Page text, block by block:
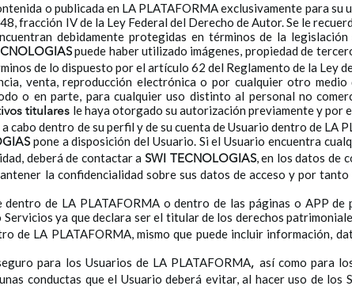
o publicada en LA PLATAFORMA exclusivamente para su
fracción IV de la Ley Federal del Derecho de Autor. Se le
debidamente protegidas en términos de la
puede haber utilizado imágenes, propiedad de
de lo dispuesto por el artículo 62 del Reglamento de la Ley
venta, reproducción electrónica o por cualquier otro
o en parte, para cualquier uso distinto al personal no
titulares le haya otorgado su autorización previamente y por
cabo dentro de su perfil y de su cuenta de Usuario dentro de LA
pone a disposición del Usuario. Si el Usuario encuentra
deberá de contactar aSWI TECNOLOGIAS, en los datos de
la confidencialidad sobre sus datos de acceso y por
de LA PLATAFORMA o dentro de las páginas o APP
ya que declara ser el titular de los derechos
LA PLATAFORMA, mismo que puede incluir información,
para los Usuarios de LA PLATAFORMA, así como para
conductas que el Usuario deberá evitar, al hacer uso de los